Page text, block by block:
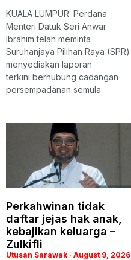
KUALA LUMPUR: Perdana
Menteri Datuk Seri Anwar
Ibrahim telah meminta
Suruhanjaya Pilihan Raya (SPR)
menyediakan laporan
terkini berhubung cadangan
persempadanan semula
Perkahwinan tidak
daftar jejas hak anak,
kebajikan keluarga –
Zulkifli
Utusan Sarawak August 9, 2026